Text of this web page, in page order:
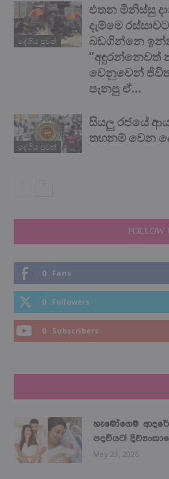
දේශිය පුවත්
එතන මිනිස්සු
දැම්මෙ
බඩගින්නෙ
”අඳුරන්නෙවත්
වෙනුවෙන්
පැනපු ඒ...
දේශිය පුවත්
සියලු රජයේ
තහනම් වෙන
FOLLOW
0 Fans
0 Followers
0 Subscribers
හැමෝගෙම
පදවියට!
May 23, 2026